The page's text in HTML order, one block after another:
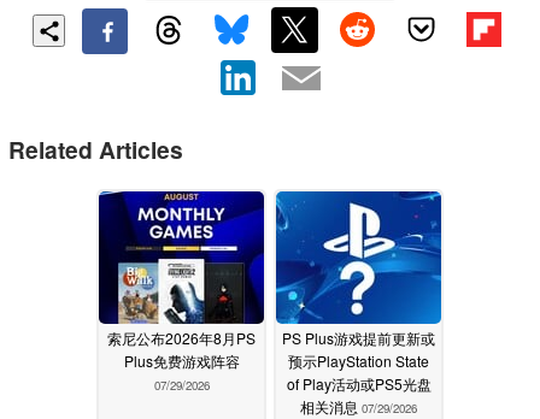
Related Articles
索尼公布2026年8月PS
Plus免费游戏阵容
07/29/2026
PS Plus游戏提前更新或
预示PlayStation State
of Play活动或PS5光盘
相关消息 07/29/2026